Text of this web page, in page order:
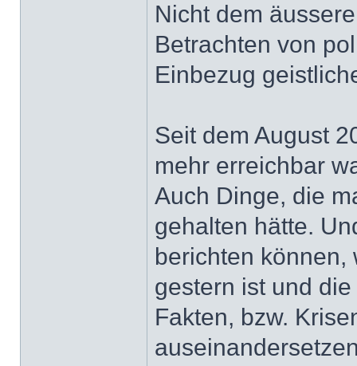
Nicht dem
Betrachten von
Einbezug
Seit dem August
mehr erreichbar
Auch Dinge, die
gehalten hätte.
berichten können,
gestern ist und
Fakten, bzw.